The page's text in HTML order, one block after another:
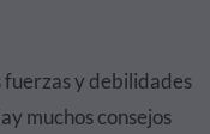
y debilidades
muchos consejos